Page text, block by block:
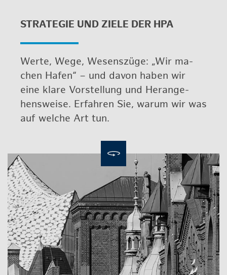
STRA­TE­GIE UND ZIELE DER HPA
Werte, Wege, We­sens­zü­ge: „Wir ma­
chen Hafen“ – und davon haben wir
eine klare Vor­stel­lung und Her­an­ge­
hens­wei­se. Er­fah­ren Sie, warum wir was
auf wel­che Art tun.